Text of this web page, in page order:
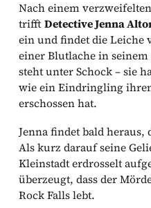
Nach einem
trifftDetective Jenna
ein und findet die Leiche
einer Blutlache in
steht unter Schock – sie
wie ein Eindringling
erschossen hat.
Jenna findet bald heraus,
Als kurz darauf seine
Kleinstadt erdrosselt
überzeugt, dass der
Rock Falls lebt.